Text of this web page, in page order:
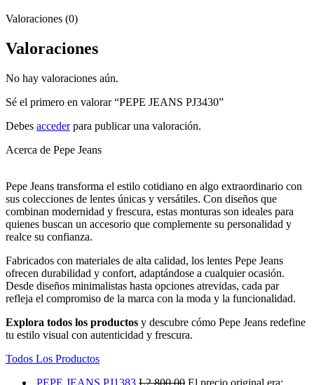
Valoraciones (0)
Valoraciones
No hay valoraciones aún.
Sé el primero en valorar “PEPE JEANS PJ3430”
Debes accederpara publicar una valoración.
Acerca de Pepe Jeans
Pepe Jeans transforma el estilo cotidiano en algo extraordinario con
sus colecciones de lentes únicas y versátiles. Con diseños que
combinan modernidad y frescura, estas monturas son ideales para
quienes buscan un accesorio que complemente su personalidad y
realce su confianza.
Fabricados con materiales de alta calidad, los lentes Pepe Jeans
ofrecen durabilidad y confort, adaptándose a cualquier ocasión.
Desde diseños minimalistas hasta opciones atrevidas, cada par
refleja el compromiso de la marca con la moda y la funcionalidad.
Explora todos los productos y descubre cómo Pepe Jeans redefine
tu estilo visual con autenticidad y frescura.
Todos Los Productos